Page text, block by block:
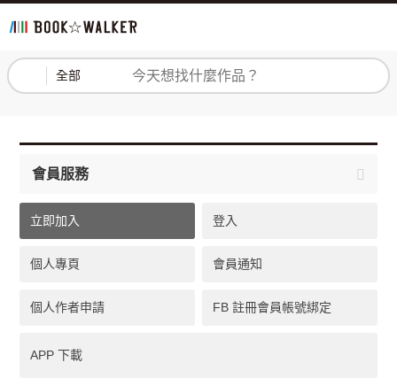
全部 登入 註冊
會員服務
立即加入 登入
個人專頁 會員通知
個人作者申請 FB 註冊會員帳號綁定
APP 下載